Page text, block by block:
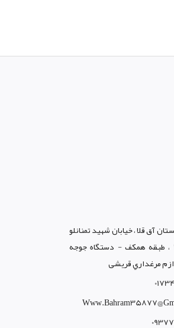
آق قلا ، خيابان شهيد تمنانلو
، پلاک 12 ، طبقه همکف - دستگاه جوجه
مرغداري قریشی